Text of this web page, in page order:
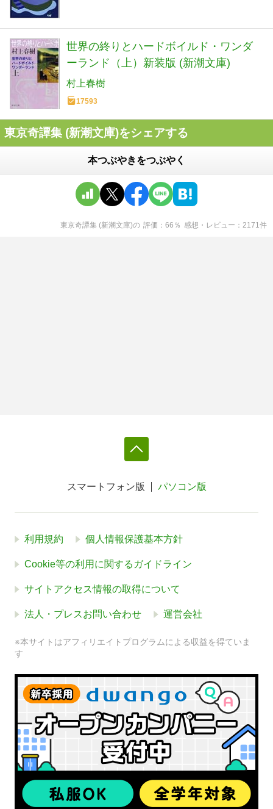
世界の終りとハードボイルド・ワンダ
ーランド（上）新装版 (新潮文庫)
村上春樹
17593
東京奇譚集 (新潮文庫)をシェアする
本つぶやきをつぶやく
東京奇譚集 (新潮文庫)の 評価 66 ％ 感想・レビュー 2171件
スマートフォン版 パソコン版
利用規約 個人情報保護基本方針
Cookie等の利用に関するガイドライン
サイトアクセス情報の取得について
法人・プレスお問い合わせ 運営会社
※本サイトはアフィリエイトプログラムによる収益を得ていま
す